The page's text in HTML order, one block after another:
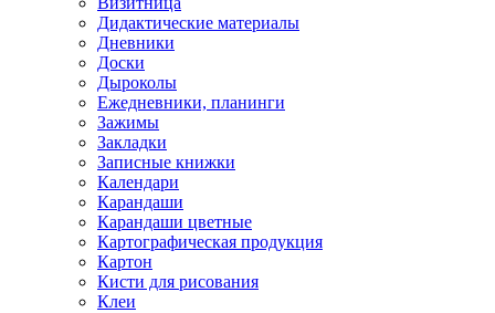
Дидактические материалы
Дневники
Доски
Дыроколы
Ежедневники, планинги
Зажимы
Закладки
Записные книжки
Календари
Карандаши
Карандаши цветные
Картографическая продукция
Картон
Кисти для рисования
Клеи